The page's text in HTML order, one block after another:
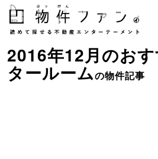
2016年12月のお
タールームの物件記事